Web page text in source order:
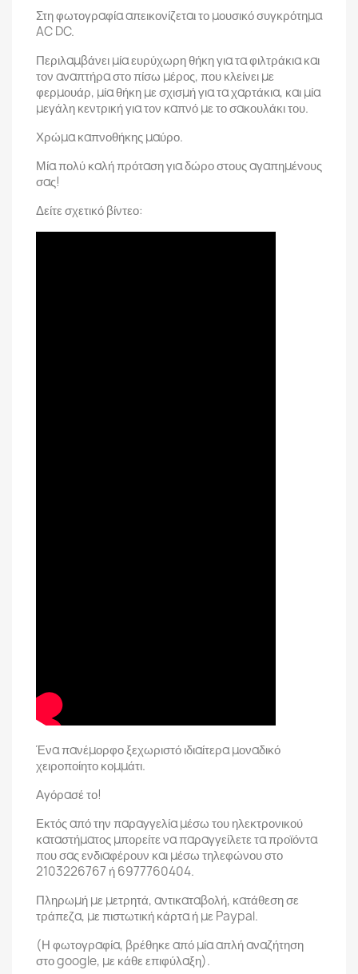
Στη φωτογραφία απεικονίζεται το μουσικό συγκρότημα
AC DC.
Περιλαμβάνει μία ευρύχωρη θήκη για τα φιλτράκια και
τον αναπτήρα στο πίσω μέρος, που κλείνει με
φερμουάρ, μία θήκη με σχισμή για τα χαρτάκια, και μία
μεγάλη κεντρική για τον καπνό με το σακουλάκι του.
Χρώμα καπνοθήκης μαύρο.
Μία πολύ καλή πρόταση για δώρο στους αγαπημένους
σας!
Δείτε σχετικό βίντεο:
Ένα πανέμορφο ξεχωριστό ιδιαίτερα μοναδικό
χειροποίητο κομμάτι.
Αγόρασέ το!
Εκτός από την παραγγελία μέσω του ηλεκτρονικού
καταστήματος μπορείτε να παραγγείλετε τα προϊόντα
που σας ενδιαφέρουν και μέσω τηλεφώνου στο
2103226767 ή 6977760404.
Πληρωμή με μετρητά, αντικαταβολή, κατάθεση σε
τράπεζα, με πιστωτική κάρτα ή με Paypal.
(Η φωτογραφία, βρέθηκε από μία απλή αναζήτηση
στο google, με κάθε επιφύλαξη).